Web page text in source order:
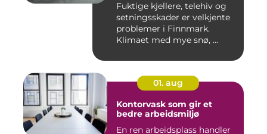
Fuktige kjellere, telehiv og
setningsskader er velkjente
problemer i Finnmark.
Klimaet med mye snø, ...
01. aug
Kontorvask som gir et
bedre arbeidsmiljø
En ren arbeidsplass handler